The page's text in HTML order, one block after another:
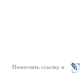
Поместить ссылку в